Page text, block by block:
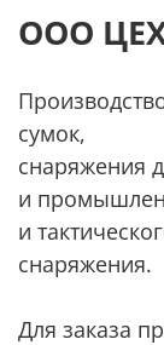
ООО
сумок,
снаряжения
и
и
снаряжения.
Для заказа